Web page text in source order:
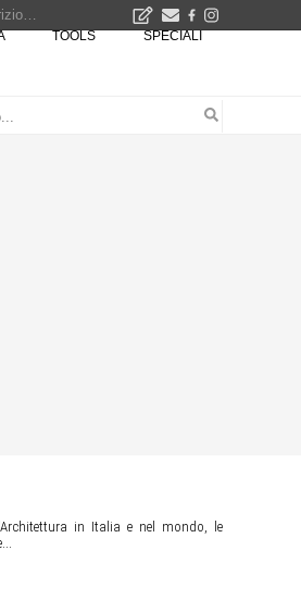
TOOLS SPECIALI
in Italia e nel mondo, le
Osteria dell'Architetto a Marmomac con i fondatori di EMBT, Park, CZA e ELASTICOFarm - Veronafiere, dal 22 al 25 settembre 2026 · 2x4 Cfp · Ingresso gratuito · Iscrizioni aperte!